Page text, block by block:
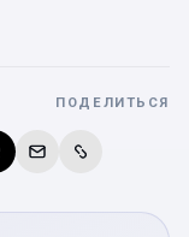
ПОДЕЛИТЬСЯ